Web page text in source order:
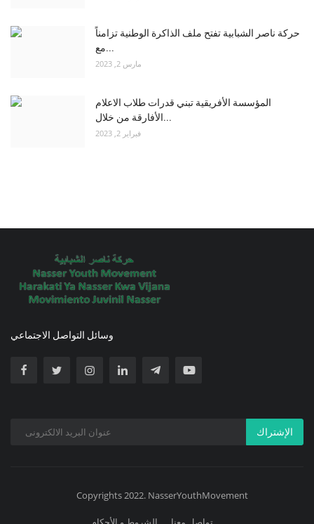
حركة ناصر الشبابية تفتح ملف الذاكرة الوطنية تزامناً
مع...
مارس 2, 2023
المؤسسة الأفريقية تبني قدرات طلاب الاعلام
الأفارقة من خلال...
فبراير 2, 2023
وسائل التواصل الاجتماعي
الإشتراك
Copyrights 2022. NasserYouthMovement